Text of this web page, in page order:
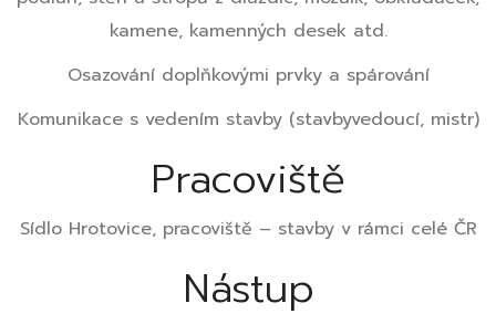
kamene, kamenných desek atd.
Osazování doplňkovými prvky a spárování
Komunikace s vedením stavby (stavbyvedoucí, mistr)
Pracoviště
Sídlo Hrotovice, pracoviště – stavby v rámci celé ČR
Nástup